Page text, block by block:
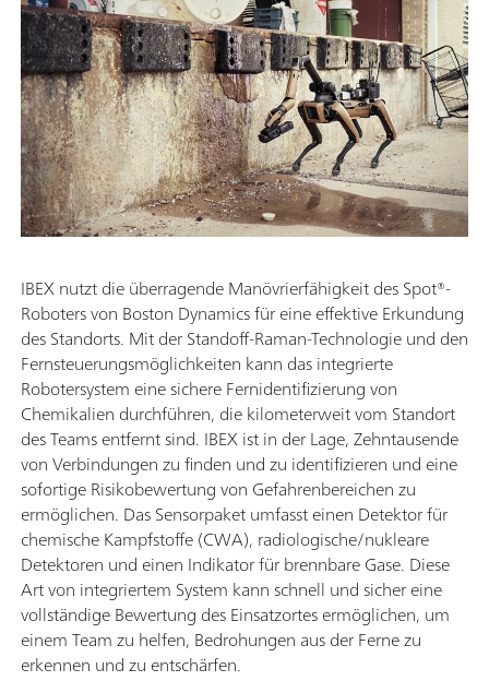
IBEX nutzt die überragende Manövrierfähigkeit des Spot®-
Roboters von Boston Dynamics für eine effektive Erkundung
des Standorts. Mit der Standoff-Raman-Technologie und den
Fernsteuerungsmöglichkeiten kann das integrierte
Robotersystem eine sichere Fernidentifizierung von
Chemikalien durchführen, die kilometerweit vom Standort
des Teams entfernt sind. IBEX ist in der Lage, Zehntausende
von Verbindungen zu finden und zu identifizieren und eine
sofortige Risikobewertung von Gefahrenbereichen zu
ermöglichen. Das Sensorpaket umfasst einen Detektor für
chemische Kampfstoffe (CWA), radiologische/nukleare
Detektoren und einen Indikator für brennbare Gase. Diese
Art von integriertem System kann schnell und sicher eine
vollständige Bewertung des Einsatzortes ermöglichen, um
einem Team zu helfen, Bedrohungen aus der Ferne zu
erkennen und zu entschärfen.